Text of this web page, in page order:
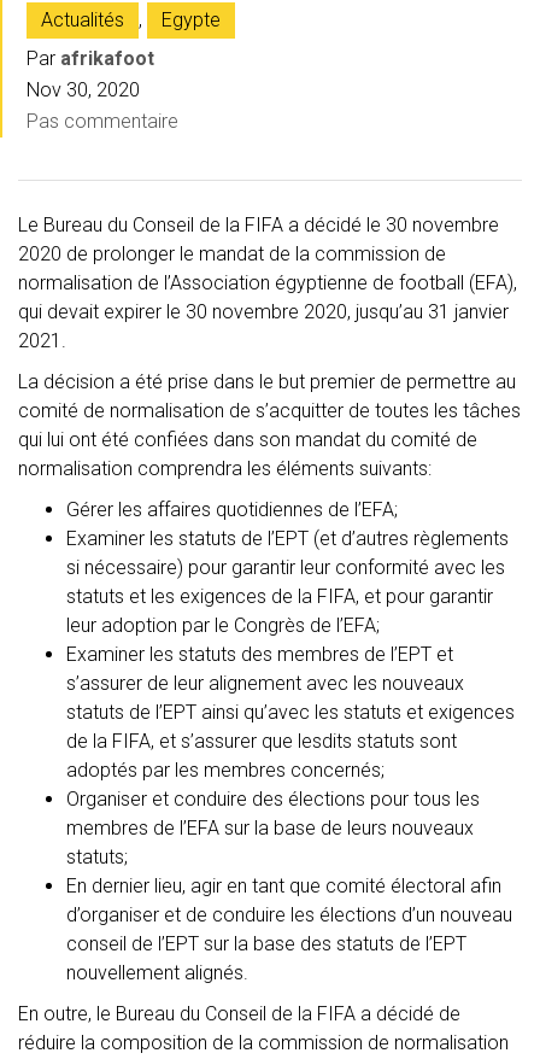
Actualités
,
Egypte
Par afrikafoot
Nov 30, 2020
Pas commentaire
Le Bureau du Conseil de la FIFA a décidé le 30 novembre
2020 de prolonger le mandat de la commission de
normalisation de l’Association égyptienne de football (EFA),
qui devait expirer le 30 novembre 2020, jusqu’au 31 janvier
2021.
La décision a été prise dans le but premier de permettre au
comité de normalisation de s’acquitter de toutes les tâches
qui lui ont été confiées dans son mandat du comité de
normalisation comprendra les éléments suivants:
Gérer les affaires quotidiennes de l’EFA;
Examiner les statuts de l’EPT (et d’autres règlements
si nécessaire) pour garantir leur conformité avec les
statuts et les exigences de la FIFA, et pour garantir
leur adoption par le Congrès de l’EFA;
Examiner les statuts des membres de l’EPT et
s’assurer de leur alignement avec les nouveaux
statuts de l’EPT ainsi qu’avec les statuts et exigences
de la FIFA, et s’assurer que lesdits statuts sont
adoptés par les membres concernés;
Organiser et conduire des élections pour tous les
membres de l’EFA sur la base de leurs nouveaux
statuts;
En dernier lieu, agir en tant que comité électoral afin
d’organiser et de conduire les élections d’un nouveau
conseil de l’EPT sur la base des statuts de l’EPT
nouvellement alignés.
En outre, le Bureau du Conseil de la FIFA a décidé de
réduire la composition de la commission de normalisation